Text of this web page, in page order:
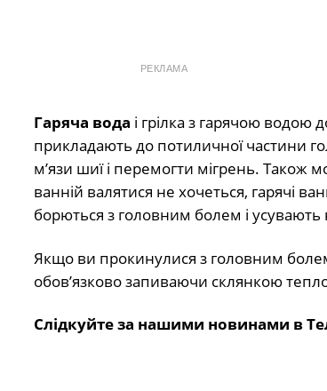
РЕКЛАМА
Гаряча вода і грілка з гарячою
прикладають до потиличної частини
м’язи шиї і перемогти мігрень.
ванній валятися не хочеться, гарячі
борються з головним болем і усувають
Якщо ви прокинулися з головним
обов’язково запиваючи склянкою
Слідкуйте за нашими новинами в